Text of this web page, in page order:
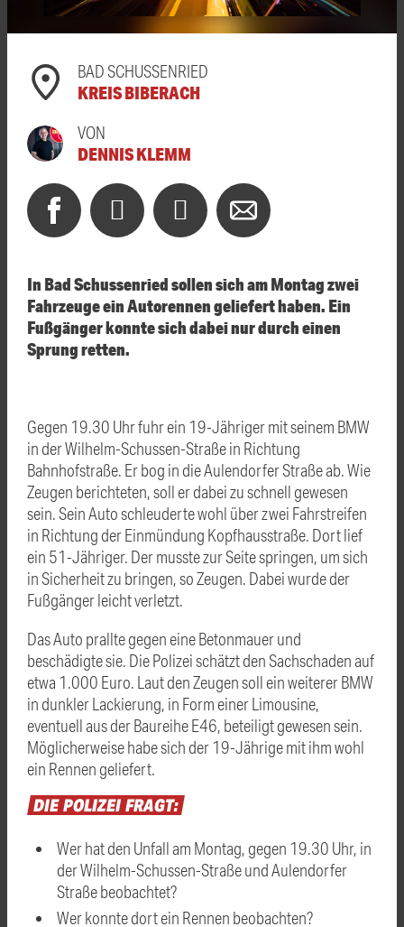
BAD SCHUSSENRIED
KREIS BIBERACH
VON
DENNIS KLEMM
In Bad Schussenried sollen sich am Montag zwei
Fahrzeuge ein Autorennen geliefert haben. Ein
Fußgänger konnte sich dabei nur durch einen
Sprung retten.
Gegen 19.30 Uhr fuhr ein 19-Jähriger mit seinem BMW
in der Wilhelm-Schussen-Straße in Richtung
Bahnhofstraße. Er bog in die Aulendorfer Straße ab. Wie
Zeugen berichteten, soll er dabei zu schnell gewesen
sein. Sein Auto schleuderte wohl über zwei Fahrstreifen
in Richtung der Einmündung Kopfhausstraße. Dort lief
ein 51-Jähriger. Der musste zur Seite springen, um sich
in Sicherheit zu bringen, so Zeugen. Dabei wurde der
Fußgänger leicht verletzt.
Das Auto prallte gegen eine Betonmauer und
beschädigte sie. Die Polizei schätzt den Sachschaden auf
etwa 1.000 Euro. Laut den Zeugen soll ein weiterer BMW
in dunkler Lackierung, in Form einer Limousine,
eventuell aus der Baureihe E46, beteiligt gewesen sein.
Möglicherweise habe sich der 19-Jährige mit ihm wohl
ein Rennen geliefert.
DIEPOLIZEI FRAGT:
Wer hat den Unfall am Montag, gegen 19.30 Uhr, in
der Wilhelm-Schussen-Straße und Aulendorfer
Straße beobachtet?
Wer konnte dort ein Rennen beobachten?